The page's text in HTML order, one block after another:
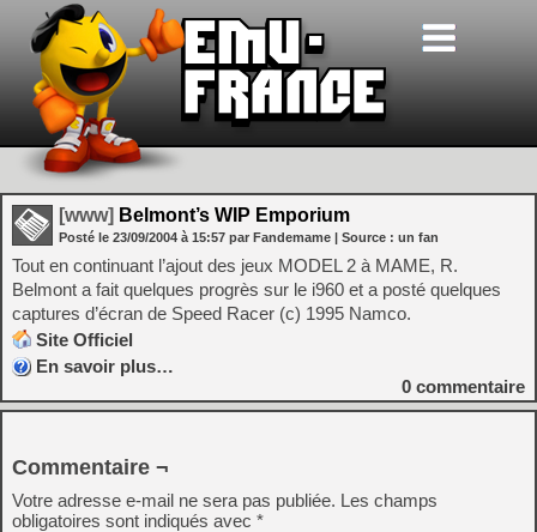
[www] Belmont’s WIP Emporium
Posté le 23/09/2004 à 15:57 par Fandemame | Source : un fan
Tout en continuant l’ajout des jeux MODEL 2 à MAME, R.
Belmont a fait quelques progrès sur le i960 et a posté quelques
captures d’écran de Speed Racer (c) 1995 Namco.
Site Officiel
En savoir plus…
0 commentaire
Commentaire ¬
Votre adresse e-mail ne sera pas publiée. Les champs
obligatoires sont indiqués avec *